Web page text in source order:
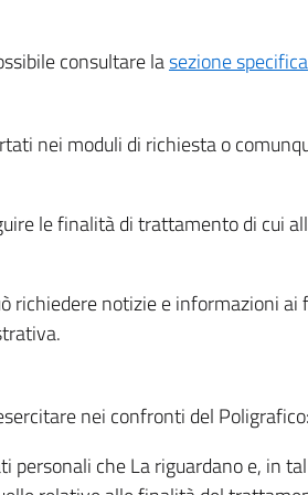
consultare lasezione specifica
nei moduli di richiesta o
le finalità di trattamento di cui
richiedere notizie e informazioni ai
nei confronti del Poligrafico:
che La riguardano e, in